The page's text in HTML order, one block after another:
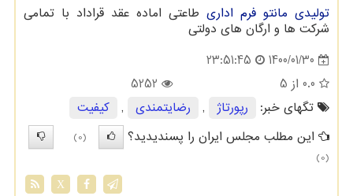
تولیدی مانتو فرم اداری طاعتی اماده عقد قراداد با تمامی
شرکت ها و ارگان های دولتی
1400/01/30
23:51:45
0.0 از 5
5252
تگهای خبر:
رپورتاژ , رضایتمندی ,
كیفیت
این مطلب مجلس ایران را پسندیدید؟
(0)
(0)
X